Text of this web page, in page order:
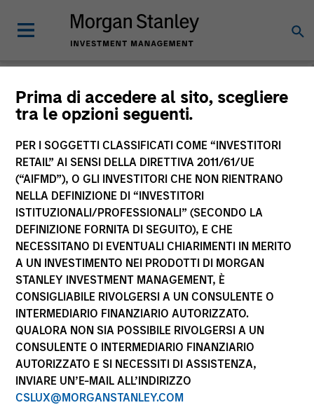
Prima di accedere al sito, scegliere
tra le opzioni seguenti.
PER I SOGGETTI CLASSIFICATI COME “INVESTITORI
RETAIL” AI SENSI DELLA DIRETTIVA 2011/61/UE
(“AIFMD”), O GLI INVESTITORI CHE NON RIENTRANO
NELLA DEFINIZIONE DI “INVESTITORI
ISTITUZIONALI/PROFESSIONALI” (SECONDO LA
DEFINIZIONE FORNITA DI SEGUITO), E CHE
NECESSITANO DI EVENTUALI CHIARIMENTI IN MERITO
A UN INVESTIMENTO NEI PRODOTTI DI MORGAN
STANLEY INVESTMENT MANAGEMENT, È
CONSIGLIABILE RIVOLGERSI A UN CONSULENTE O
INTERMEDIARIO FINANZIARIO AUTORIZZATO.
QUALORA NON SIA POSSIBILE RIVOLGERSI A UN
CONSULENTE O INTERMEDIARIO FINANZIARIO
AUTORIZZATO E SI NECESSITI DI ASSISTENZA,
INVIARE UN’E-MAIL ALL’INDIRIZZO
CSLUX@MORGANSTANLEY.COM
Morgan Stanley
Investment Funds
La presente comunicazione ha carattere promozionale.
La performance passata non è un indicatore affidabile dei
risultati futuri. I rendimenti possono aumentare o diminuire
per effetto delle oscillazioni valutarie. Tutti i dati di
performance sono calcolati in base al valore del
patrimonio netto (NAV), al netto delle spese, e non
comprendono le commissioni e gli oneri relativi
all’emissione e al rimborso delle quote. Tutti i dati relativi
alle performance e agli indici sono tratti da Morgan
Stanley Investment Management.